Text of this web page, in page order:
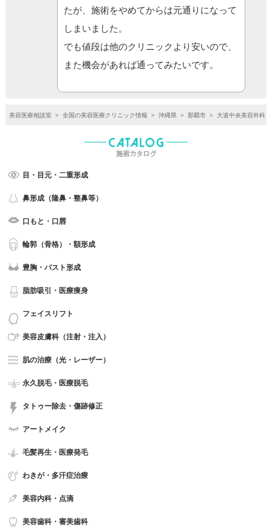
たが、施術をやめてからは元通りになって
しまいました。
でも値段は他のクリニックより安いので、
また機会があれば通ってみたいです。
美容医療相談室 > 全国の美容医療クリニック情報 > 沖縄県 > 那覇市 > 大道中央美容外科
目・目元・二重形成
鼻形成（隆鼻・整鼻等）
口もと・口唇
輪郭（骨格）・額形成
豊胸・バスト形成
脂肪吸引・医療痩身
フェイスリフト
美容皮膚科（注射・注入）
肌の治療（光・レーザー）
永久脱毛・医療脱毛
タトゥー除去・傷跡修正
アートメイク
毛髪再生・医療発毛
わきが・多汗症治療
美容内科・点滴
美容歯科・審美歯科